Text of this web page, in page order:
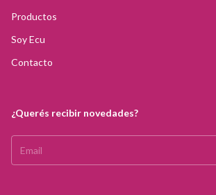
Productos
Soy Ecu
Contacto
¿Querés recibir novedades?